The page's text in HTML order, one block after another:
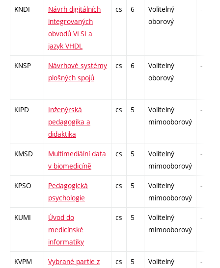
KNDI
Návrh digitálních
integrovaných
obvodů VLSI a
jazyk VHDL
cs 6
Volitelný
oborový
-
KNSP
Návrhové systémy
plošných spojů
cs 6
Volitelný
oborový
-
KIPD
Inženýrská
pedagogika a
didaktika
cs 5
Volitelný
mimooborový
-
KMSD
Multimediální data
v biomedicíně
cs 5
Volitelný
mimooborový
-
KPSO
Pedagogická
psychologie
cs 5
Volitelný
mimooborový
-
KUMI
Úvod do
medicínské
informatiky
cs 5
Volitelný
mimooborový
-
KVPM
Vybrané partie z
cs 5
Volitelný
-